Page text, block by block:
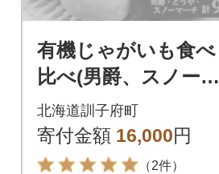
有機じゃがいも食べ
比べ(男爵、スノーマ
ーチ、とうや)セッ
ト 合計9kg
北海道訓子府町
寄付金額 16,000円
（2件）